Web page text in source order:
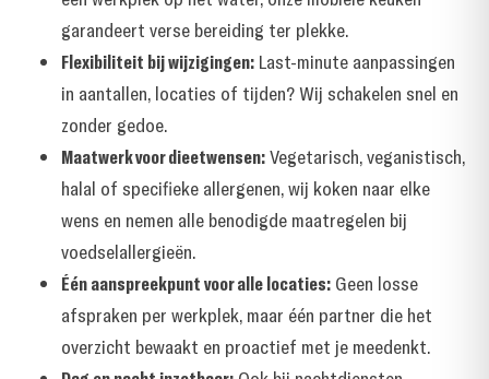
garandeert verse bereiding ter plekke.
Flexibiliteit bij wijzigingen: Last-minute aanpassingen
in aantallen, locaties of tijden? Wij schakelen snel en
zonder gedoe.
Maatwerk voor dieetwensen:Vegetarisch, veganistisch,
halal of specifieke allergenen, wij koken naar elke
wens en nemen alle benodigde maatregelen bij
voedselallergieën.
Één aanspreekpunt voor alle locaties: Geen losse
afspraken per werkplek, maar één partner die het
overzicht bewaakt en proactief met je meedenkt.